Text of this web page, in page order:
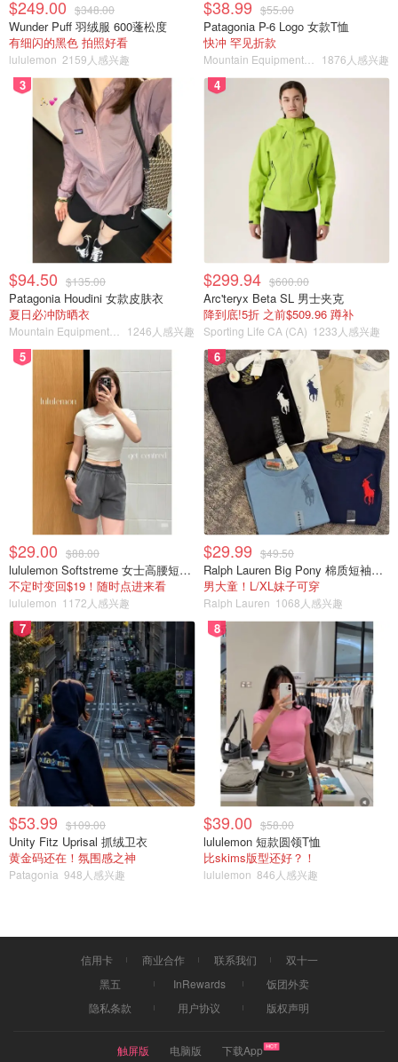
$249.00 $348.00
Wunder Puff 羽绒服 600蓬松度
有细闪的黑色 拍照好看
lululemon 2159人感兴趣
$38.99 $55.00
Patagonia P-6 Logo 女款T恤
快冲 罕见折款
1876人感兴趣
3
$94.50 $135.00
Patagonia Houdini 女款皮肤衣
夏日必冲防晒衣
1246人感兴趣
4
$299.94 $600.00
Arc'teryx Beta SL 男士夹克
降到底!5折 之前$509.96 蹲补
Sporting Life CA (CA) 1233人感兴趣
5
$29.00 $88.00
lululemon Softstreme 女士高腰短裤 10cm
不定时变回$19！随时点进来看
lululemon 1172人感兴趣
6
$29.99 $49.50
Ralph Lauren Big Pony 棉质短袖T恤
男大童！L/XL妹子可穿
Ralph Lauren 1068人感兴趣
7
$53.99 $109.00
Unity Fitz Uprisal 抓绒卫衣
黄金码还在！氛围感之神
Patagonia 948人感兴趣
8
$39.00 $58.00
lululemon 短款圆领T恤
比skims版型还好？！
lululemon 846人感兴趣
信用卡 商业合作 联系我们
双十一
黑五
InRewards
饭团外卖
隐私条款
用户协议 版权声明
触屏版 电脑版 下载App